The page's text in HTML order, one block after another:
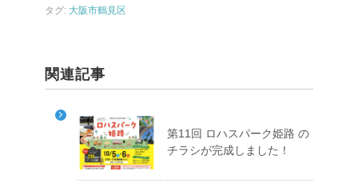
タグ: 大阪市鶴見区
関連記事
第11回 ロハスパーク姫路 の
チラシが完成しました！